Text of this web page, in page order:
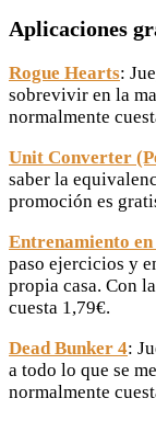
Aplicaciones
Rogue Hearts:
sobrevivir en la
normalmente
Unit Converter
saber la
promoción es
Entrenamiento en
paso ejercicios y
propia casa. Con
cuesta 1,79€.
Dead Bunker 4:
a todo lo que se
normalmente